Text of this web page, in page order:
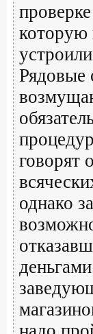
которую
Рядовые
говорят
однако